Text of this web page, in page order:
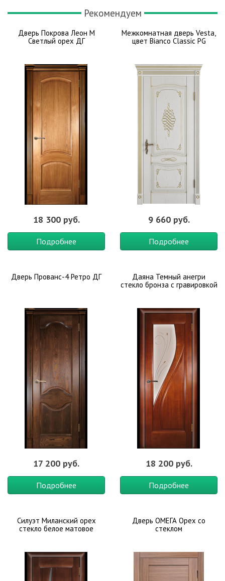
Рекомендуем
Дверь Покрова Леон М
Светлый орех ДГ
18 300 руб.
Подробнее
Межкомнатная дверь Vesta,
цвет Bianco Classic PG
9 660 руб.
Подробнее
Дверь Прованс-4 Ретро ДГ
17 200 руб.
Подробнее
Даяна Темный анегри
стекло бронза с гравировкой
18 200 руб.
Подробнее
Силуэт Миланский орех
стекло белое матовое
Дверь ОМЕГА Орех со
стеклом